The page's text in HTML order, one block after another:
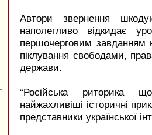
Автори звернення
наполегливо відкидає
першочерговим завданням
піклування свободами,
держави.
“Російська риторика
найжахливіші історичні
представники української